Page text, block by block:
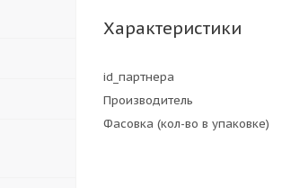
Характеристики
id_партнера
Производитель
Фасовка (кол-во в упаковке)